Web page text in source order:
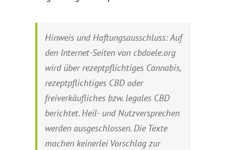
Hinweis und Haftungsausschluss: Auf
den Internet-Seiten von cbdoele.org
wird über rezeptpflichtiges Cannabis,
rezeptpflichtiges CBD oder
freiverkäufliches bzw. legales CBD
berichtet. Heil- und Nutzversprechen
werden ausgeschlossen. Die Texte
machen keinerlei Vorschlag zur